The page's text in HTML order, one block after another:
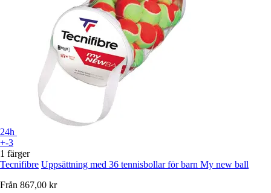
24h
+-3
1 färger
Tecnifibre Uppsättning med 36 tennisbollar för barn My new ball
Från 867,00 kr